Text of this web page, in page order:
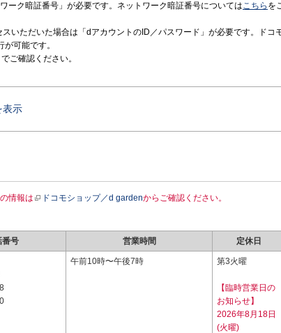
ーク暗証番号」が必要です。ネットワーク暗証番号についてはこちら を
いただいた場合は「dアカウントのID／パスワード」が必要です。ドコ
可能です。
でご確認ください。
表示
情報は ドコモショップ／d gardenからご確認ください。
番号 営業時間 定休日
午前10時〜午後7時 第3火曜
【臨時営業日の
お知らせ】
2026年8月18日
(火曜)